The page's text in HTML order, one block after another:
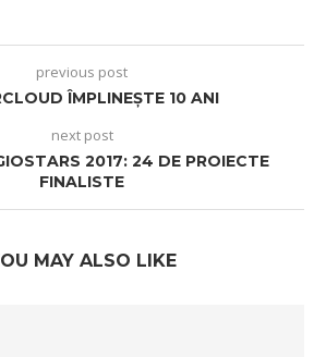
previous post
ÎMPLINEŞTE 10 ANI
next post
2017: 24 DE PROIECTE
FINALISTE
MAY ALSO LIKE